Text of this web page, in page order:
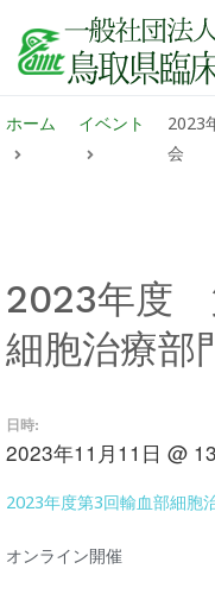
ホーム イベント
2023
会
2023年度
細胞治療部
日時:
2023年11月11日 @
2023年度第3回輸血部細胞
オンライン開催